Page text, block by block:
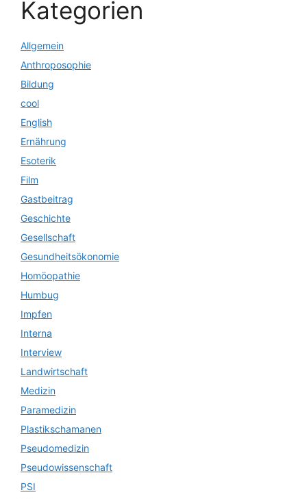
Kategorien
Allgemein
Anthroposophie
Bildung
cool
English
Ernährung
Esoterik
Film
Gastbeitrag
Geschichte
Gesellschaft
Gesundheitsökonomie
Homöopathie
Humbug
Impfen
Interna
Interview
Landwirtschaft
Medizin
Paramedizin
Plastikschamanen
Pseudomedizin
Pseudowissenschaft
PSI